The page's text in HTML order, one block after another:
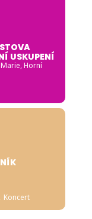
USKUPENÍ
Horní
Koncert